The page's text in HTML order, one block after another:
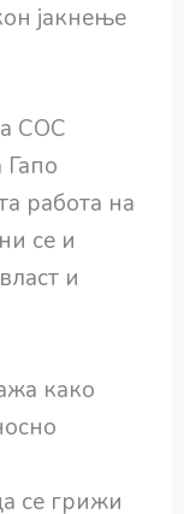
јакнење
СОС
Гапо
работа на
се и
и
како
се грижи